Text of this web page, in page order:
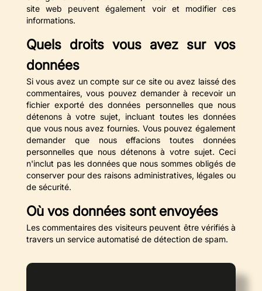
site web peuvent également voir et modifier ces
informations.
Quels droits vous avez sur vos
données
Si vous avez un compte sur ce site ou avez laissé des
commentaires, vous pouvez demander à recevoir un
fichier exporté des données personnelles que nous
détenons à votre sujet, incluant toutes les données
que vous nous avez fournies. Vous pouvez également
demander que nous effacions toutes données
personnelles que nous détenons à votre sujet. Ceci
n'inclut pas les données que nous sommes obligés de
conserver pour des raisons administratives, légales ou
de sécurité.
Où vos données sont envoyées
Les commentaires des visiteurs peuvent être vérifiés à
travers un service automatisé de détection de spam.